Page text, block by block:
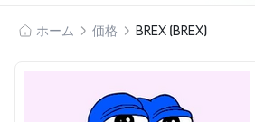
ホーム 価格 BREX (BREX)